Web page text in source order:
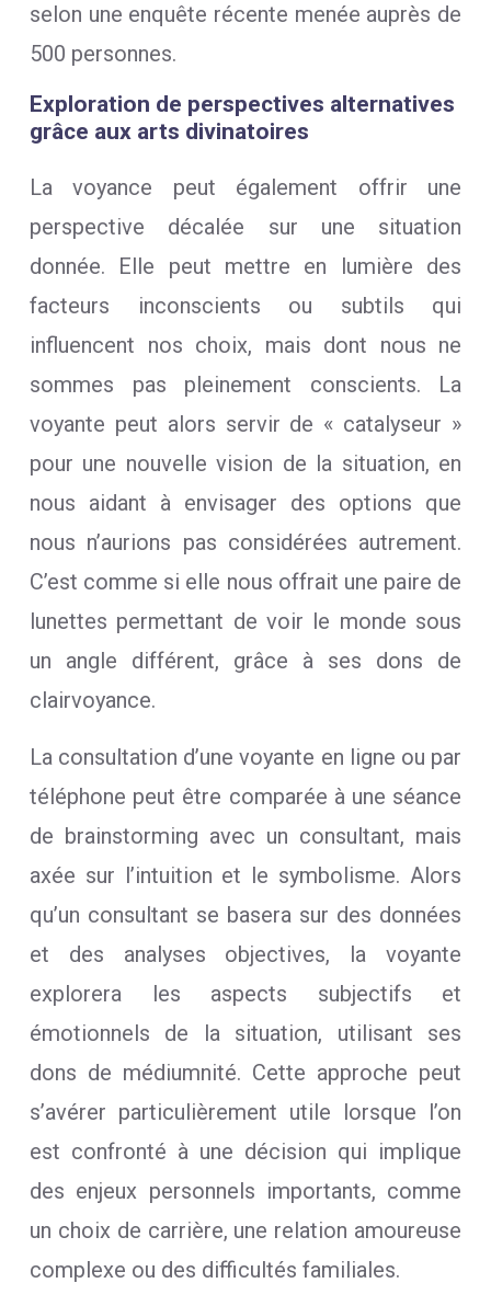
selon une enquête récente menée auprès de
500 personnes.
Exploration de perspectives alternatives
grâce aux arts divinatoires
La voyance peut également offrir une
perspective décalée sur une situation
donnée. Elle peut mettre en lumière des
facteurs inconscients ou subtils qui
influencent nos choix, mais dont nous ne
sommes pas pleinement conscients. La
voyante peut alors servir de « catalyseur »
pour une nouvelle vision de la situation, en
nous aidant à envisager des options que
nous n’aurions pas considérées autrement.
C’est comme si elle nous offrait une paire de
lunettes permettant de voir le monde sous
un angle différent, grâce à ses dons de
clairvoyance.
La consultation d’une voyante en ligne ou par
téléphone peut être comparée à une séance
de brainstorming avec un consultant, mais
axée sur l’intuition et le symbolisme. Alors
qu’un consultant se basera sur des données
et des analyses objectives, la voyante
explorera les aspects subjectifs et
émotionnels de la situation, utilisant ses
dons de médiumnité. Cette approche peut
s’avérer particulièrement utile lorsque l’on
est confronté à une décision qui implique
des enjeux personnels importants, comme
un choix de carrière, une relation amoureuse
complexe ou des difficultés familiales.